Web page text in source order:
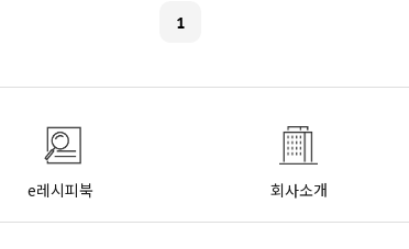
1
e레시피북 회사소개